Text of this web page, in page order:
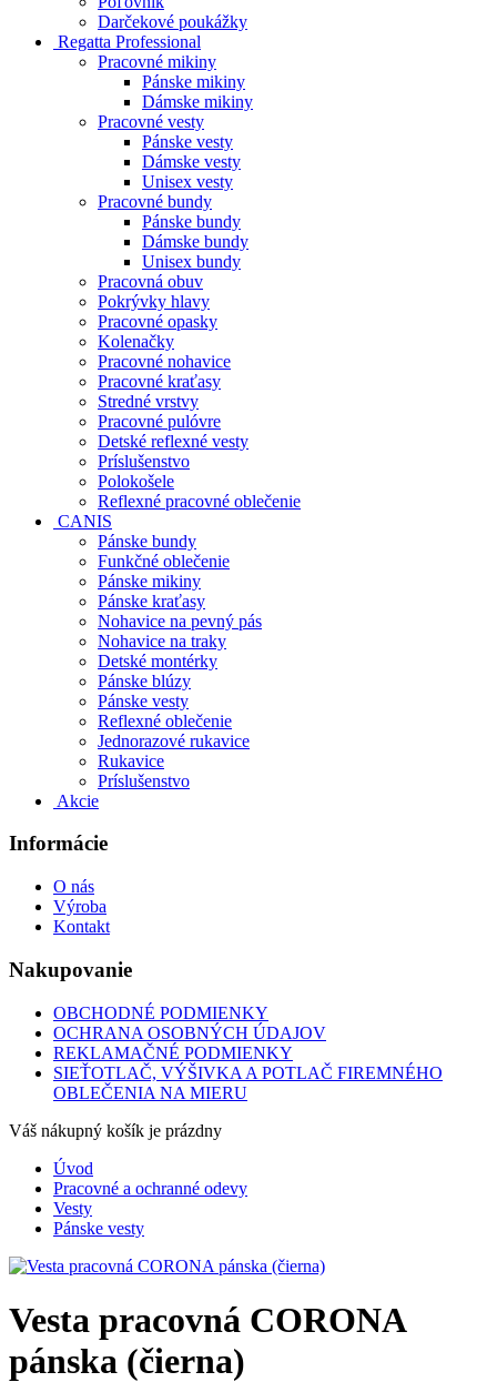
Darčekové poukážky
Regatta Professional
Pracovné mikiny
Pánske mikiny
Dámske mikiny
Pracovné vesty
Pánske vesty
Dámske vesty
Unisex vesty
Pracovné bundy
Pánske bundy
Dámske bundy
Unisex bundy
Pracovná obuv
Pokrývky hlavy
Pracovné opasky
Kolenačky
Pracovné nohavice
Pracovné kraťasy
Stredné vrstvy
Pracovné pulóvre
Detské reflexné vesty
Príslušenstvo
Polokošele
Reflexné pracovné oblečenie
CANIS
Pánske bundy
Funkčné oblečenie
Pánske mikiny
Pánske kraťasy
Nohavice na pevný pás
Nohavice na traky
Detské montérky
Pánske blúzy
Pánske vesty
Reflexné oblečenie
Jednorazové rukavice
Rukavice
Príslušenstvo
Akcie
Informácie
O nás
Výroba
Kontakt
Nakupovanie
OBCHODNÉ PODMIENKY
OCHRANA OSOBNÝCH ÚDAJOV
REKLAMAČNÉ PODMIENKY
SIEŤOTLAČ, VÝŠIVKA A POTLAČ FIREMNÉHO
OBLEČENIA NA MIERU
Váš nákupný košík je prázdny
Úvod
Pracovné a ochranné odevy
Vesty
Pánske vesty
Vesta pracovná CORONA
pánska (čierna)